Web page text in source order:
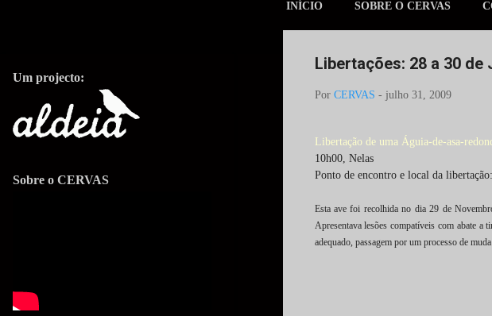
INÍCIO SOBRE O CERVAS
Libertações: 28 a 30 de
Por CERVAS - julho 31, 2009
Libertação de uma Águia-de-asa-
10h00, Nelas
Ponto de encontro e local da
Esta ave foi recolhida no dia 29 de
Apresentava lesões compatíveis com abate a
adequado, passagem por um processo de
Um projecto:
Sobre o CERVAS